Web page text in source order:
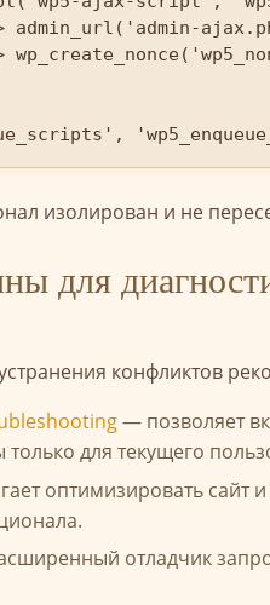
изолирован и не
для
конфликтов
— позволяет
только для текущего
оптимизировать сайт
отладчик